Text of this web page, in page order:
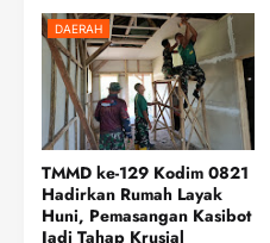
DAERAH
TMMD ke-129 Kodim 0821
Hadirkan Rumah Layak
Huni, Pemasangan Kasibot
Jadi Tahap Krusial